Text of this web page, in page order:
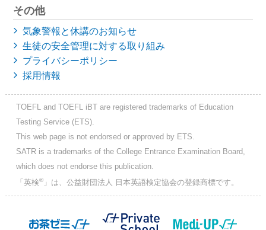
その他
気象警報と休講のお知らせ
生徒の安全管理に対する取り組み
プライバシーポリシー
採用情報
TOEFL and TOEFL iBT are registered trademarks of Education
Testing Service (ETS).
This web page is not endorsed or approved by ETS.
SATR is a trademarks of the College Entrance Examination Board,
which does not endorse this publication.
「英検®」は、公益財団法人 日本英語検定協会の登録商標です。